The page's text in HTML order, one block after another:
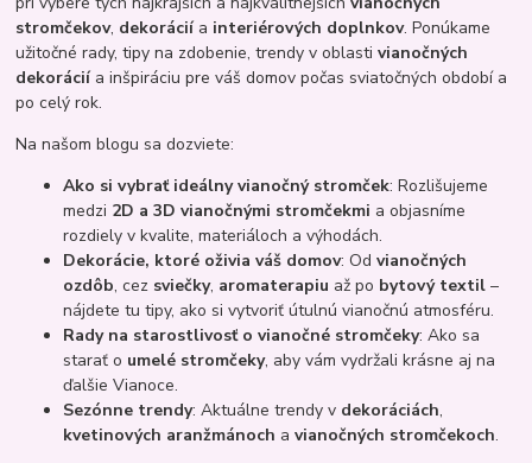
stromčekov, dekoráciía interiérových doplnkov. Ponúkame
užitočné rady, tipy na zdobenie, trendy v oblastivianočných
dekoráciía inšpiráciu pre váš domov počas sviatočných období a
po celý rok.
Na našom blogu sa dozviete:
Ako si vybrať ideálny vianočný stromček: Rozlišujeme
medzi 2D a 3D vianočnými stromčekmi a objasníme
rozdiely v kvalite, materiáloch a výhodách.
Dekorácie, ktoré oživia váš domov: Odvianočných
ozdôb, cez sviečky, aromaterapiu až po bytový textil –
nájdete tu tipy, ako si vytvoriť útulnú vianočnú atmosféru.
Rady na starostlivosť o vianočné stromčeky: Ako sa
starať o umelé stromčeky, aby vám vydržali krásne aj na
ďalšie Vianoce.
Sezónne trendy: Aktuálne trendy v dekoráciách,
kvetinových aranžmánoch avianočných stromčekoch.